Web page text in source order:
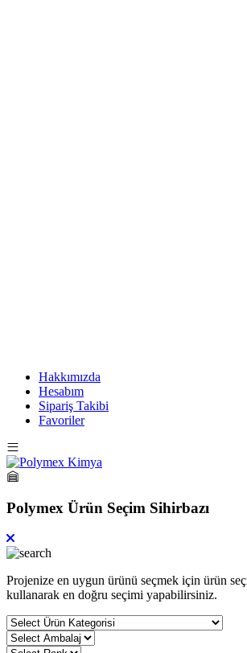
Hakkımızda
Hesabım
Sipariş Takibi
Favoriler
Polymex Ürün Seçim Sihirbazı
Projenize en uygun ürünü seçmek için ürün
kullanarak en doğru seçimi yapabilirsiniz.